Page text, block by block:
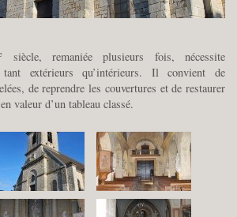
siècle, remaniée plusieurs fois, nécessite
tant extérieurs qu’intérieurs. Il convient de
de reprendre les couvertures et de restaurer
valeur d’un tableau classé.